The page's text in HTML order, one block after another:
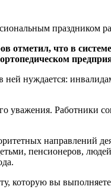
что в
нуждается:
уважения.
направлений
пенсионеров,
которую вы